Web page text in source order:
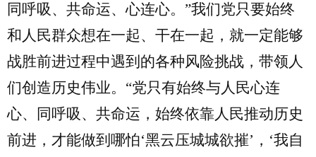
同呼吸、共命运、心连心。”我们党只要始终
和人民群众想在一起、干在一起，就一定能够
战胜前进过程中遇到的各种风险挑战，带领人
们创造历史伟业。“党只有始终与人民心连
心、同呼吸、共命运，始终依靠人民推动历史
前进，才能做到哪怕‘黑云压城城欲摧’，‘我自